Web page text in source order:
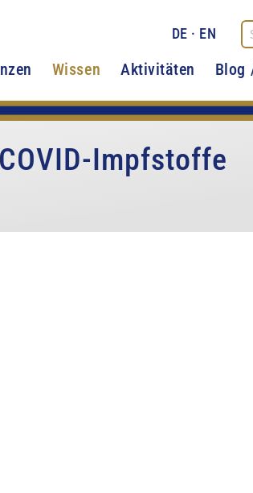
Wissen Aktivitäten Blog
DE · EN
Impfstoffe